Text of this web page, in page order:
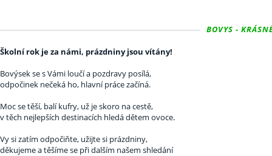
BOVYS -
Školní rok je za námi, prázdniny jsou vítány!
Bovýsek se s Vámi loučí a pozdravy posílá,
odpočinek nečeká ho, hlavní práce začíná.
Moc se těší, balí kufry, už je skoro na cestě,
v těch nejlepších destinacích hledá dětem ovoce.
Vy si zatím odpočiňte, užijte si prázdniny,
děkujeme a těšíme se při dalším našem shledání